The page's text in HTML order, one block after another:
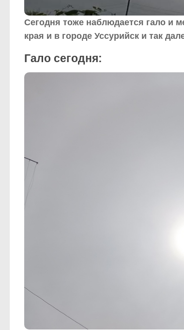
Сегодня тоже наблюдается гало и
края и в городе Уссурийск и так
Гало сегодня: